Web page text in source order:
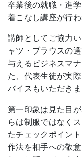
卒業後の就職・進
着こなし講座が行わ
講師としてご協力
ャツ・ブラウスの
与えるビジネスマ
た、代表生徒が実
バイスもいただきま
第一印象は見た目
らは制服ではなく
たチェックポイン
作法を相手への敬